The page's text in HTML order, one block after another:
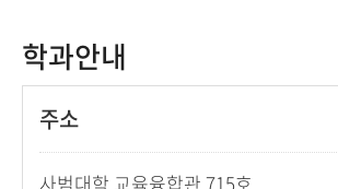
학과안내
주소
사범대학 교육융합관 715호